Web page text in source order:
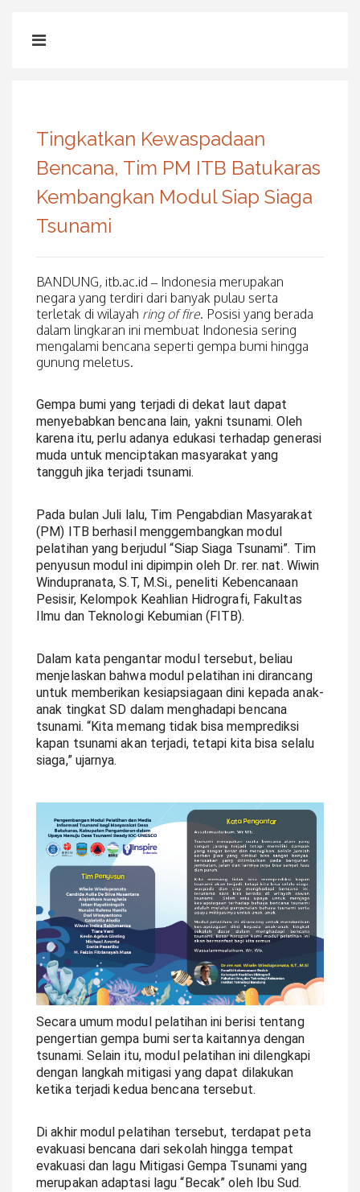
Tingkatkan Kewaspadaan
Bencana, Tim PM ITB Batukaras
Kembangkan Modul Siap Siaga
Tsunami
BANDUNG, itb.ac.id – Indonesia merupakan
negara yang terdiri dari banyak pulau serta
terletak di wilayah ring of fire. Posisi yang berada
dalam lingkaran ini membuat Indonesia sering
mengalami bencana seperti gempa bumi hingga
gunung meletus.
Gempa bumi yang terjadi di dekat laut dapat
menyebabkan bencana lain, yakni tsunami. Oleh
karena itu, perlu adanya edukasi terhadap generasi
muda untuk menciptakan masyarakat yang
tangguh jika terjadi tsunami.
Pada bulan Juli lalu, Tim Pengabdian Masyarakat
(PM) ITB berhasil menggembangkan modul
pelatihan yang berjudul “Siap Siaga Tsunami”. Tim
penyusun modul ini dipimpin oleh Dr. rer. nat. Wiwin
Windupranata, S.T, M.Si., peneliti Kebencanaan
Pesisir, Kelompok Keahlian Hidrografi, Fakultas
Ilmu dan Teknologi Kebumian (FITB).
Dalam kata pengantar modul tersebut, beliau
menjelaskan bahwa modul pelatihan ini dirancang
untuk memberikan kesiapsiagaan dini kepada anak-
anak tingkat SD dalam menghadapi bencana
tsunami. “Kita memang tidak bisa memprediksi
kapan tsunami akan terjadi, tetapi kita bisa selalu
siaga,” ujarnya.
Secara umum modul pelatihan ini berisi tentang
pengertian gempa bumi serta kaitannya dengan
tsunami. Selain itu, modul pelatihan ini dilengkapi
dengan langkah mitigasi yang dapat dilakukan
ketika terjadi kedua bencana tersebut.
Di akhir modul pelatihan tersebut, terdapat peta
evakuasi bencana dari sekolah hingga tempat
evakuasi dan lagu Mitigasi Gempa Tsunami yang
merupakan adaptasi lagu “Becak” oleh Ibu Sud.